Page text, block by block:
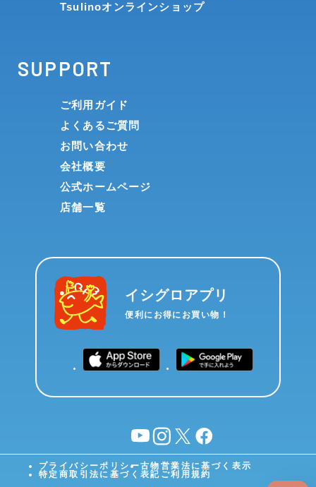
Tsulinoオンラインショップ
SUPPORT
ご利用ガイド
よくあるご質問
お問い合わせ
会社概要
公式ホームページ
店舗一覧
イシグロアプリ
便利にお得にお買い物！
YouTubeinstagram
X facebook
プライバシーポリシー古物営業法に基づく表示
特定商取引法に基づく表記 ご利用規約